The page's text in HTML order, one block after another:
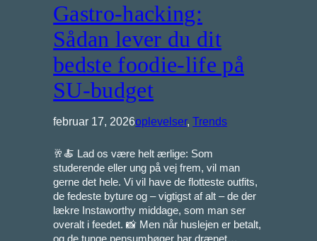
Gastro-hacking:
Sådan lever du dit
bedste foodie-life på
SU-budget
februar 17, 2026oplevelser, Trends
🥂🍝 Lad os være helt ærlige: Som
studerende eller ung på vej frem, vil man
gerne det hele. Vi vil have de flotteste outfits,
de fedeste byture og – vigtigst af alt – de der
lækre Instaworthy middage, som man ser
overalt i feedet. 📸 Men når huslejen er betalt,